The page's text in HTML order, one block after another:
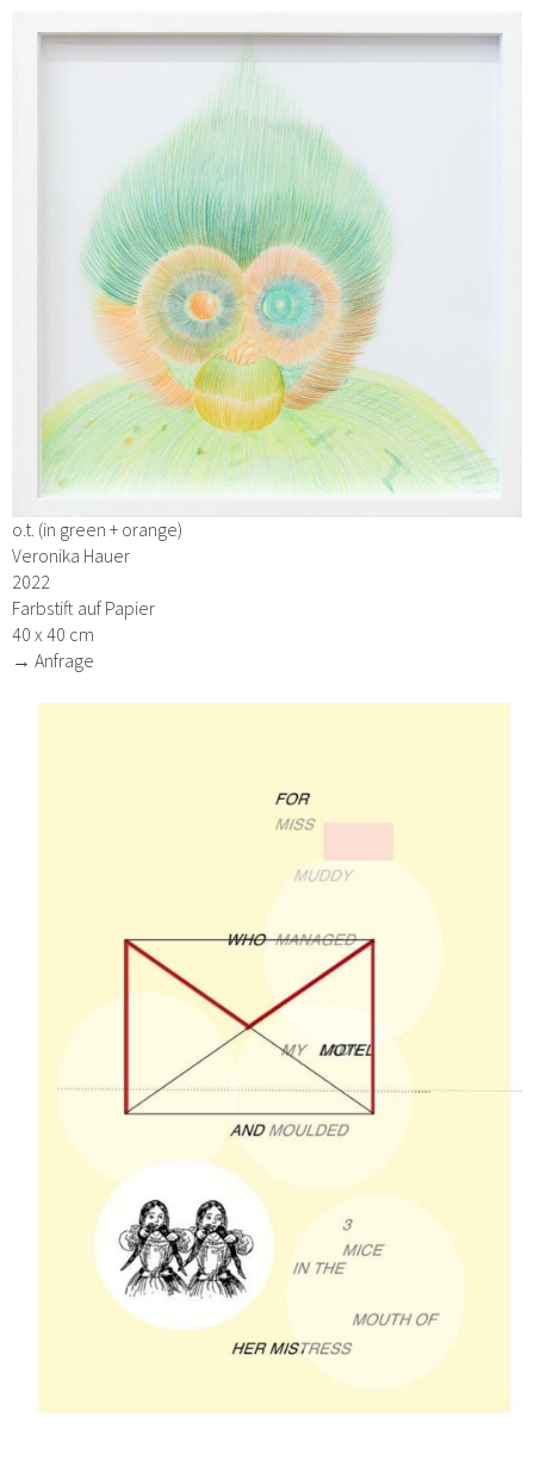
o.t. (in green + orange)
Veronika Hauer
2022
Farbstift auf Papier
40 x 40 cm
→ Anfrage